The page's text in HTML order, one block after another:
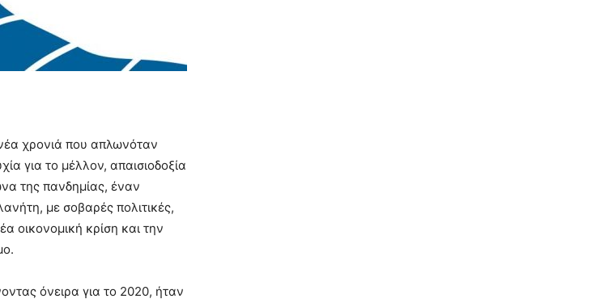
χρονιά που απλωνόταν
για το μέλλον, απαισιοδοξία
της πανδημίας, έναν
με σοβαρές πολιτικές,
οικονομική κρίση και την
όνειρα για το 2020, ήταν